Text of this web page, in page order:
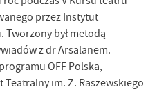
przez Instytut
Tworzony był metodą
z dr Arsalanem.
OFF Polska,
im. Z. Raszewskiego